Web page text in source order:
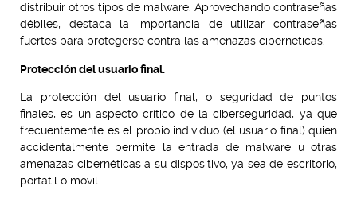
distribuir otros tipos de malware. Aprovechando contraseñas
débiles, destaca la importancia de utilizar contraseñas
fuertes para protegerse contra las amenazas cibernéticas.
Protección del usuario final.
La protección del usuario final, o seguridad de puntos
finales, es un aspecto crítico de la ciberseguridad, ya que
frecuentemente es el propio individuo (el usuario final) quien
accidentalmente permite la entrada de malware u otras
amenazas cibernéticas a su dispositivo, ya sea de escritorio,
portátil o móvil.